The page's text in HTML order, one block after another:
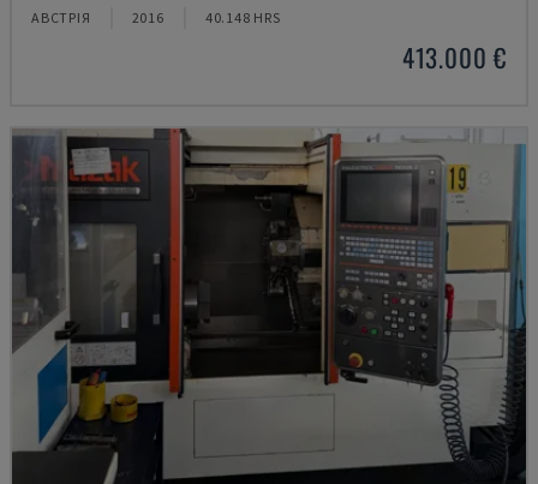
АВСТРІЯ 2016 40.148 HRS
413.000 €